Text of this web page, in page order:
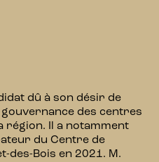
dû à son désir de
des centres
région. Il a notamment
du Centre de
des-Bois en 2021. M.